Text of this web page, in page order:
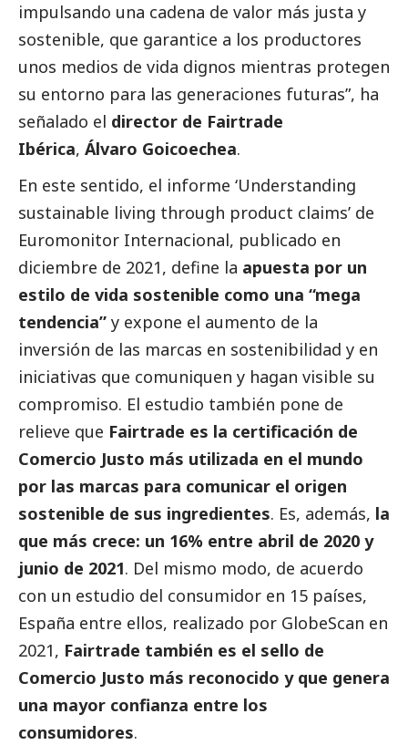
impulsando una cadena de valor más justa y
sostenible, que garantice a los productores
unos medios de vida dignos mientras protegen
su entorno para las generaciones futuras”, ha
señalado el director de Fairtrade
Ibérica, Álvaro Goicoechea.
En este sentido, el informe ‘Understanding
sustainable living through product claims’ de
Euromonitor Internacional, publicado en
diciembre de 2021, define la apuesta por un
estilo de vida sostenible como una “mega
tendencia” y expone el aumento de la
inversión de las marcas en sostenibilidad y en
iniciativas que comuniquen y hagan visible su
compromiso. El estudio también pone de
relieve que Fairtrade es la certificación de
Comercio Justo más utilizada en el mundo
por las marcas para comunicar el origen
sostenible de sus ingredientes. Es, además, la
que más crece: un 16% entre abril de 2020 y
junio de 2021. Del mismo modo, de acuerdo
con un estudio del consumidor en 15 países,
España entre ellos, realizado por GlobeScan en
2021, Fairtrade también es el sello de
Comercio Justo más reconocido y que genera
una mayor confianza entre los
consumidores.